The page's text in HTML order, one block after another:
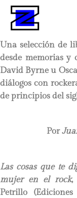
Una selección de
desde memorias y
David Byrne u
diálogos con
de principios del
Por
Las cosas que te
mujer en el rock,
Petrillo